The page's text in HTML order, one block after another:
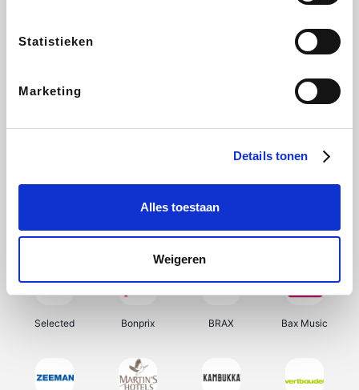
Statistieken
Marketing
Details tonen
Alles toestaan
Weigeren
CheapTickets.be DeubaXXL
Samsung Delonghi Tennis Point My Jewellery
Selected Bonprix BRAX Bax Music